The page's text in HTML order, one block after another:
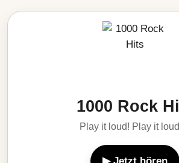
1000 Rock
Play it loud! Play it